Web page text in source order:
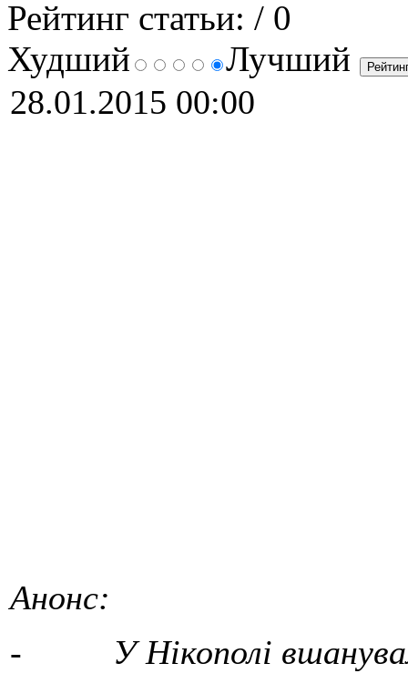
Рейтинг статьи: / 0
Худший
Лучший
28.01.2015 00:00
Анонс:
- У Нікополі